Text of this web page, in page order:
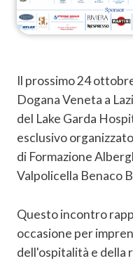
Il prossimo 24
Dogana Veneta a
del Lake Garda
esclusivo
di Formazione
Valpolicella Benaco
Questo incontro
occasione per
dell'ospitalità e della